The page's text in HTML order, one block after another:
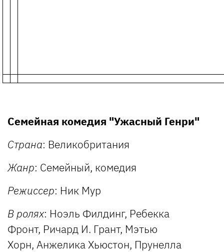
Семейная комедия "Ужасный Генри"
Страна: Великобритания
Жанр: Семейный, комедия
Режиссер: Ник Мур
В ролях: Ноэль Филдинг, Ребекка
Фронт, Ричард И. Грант, Мэтью
Хорн, Анжелика Хьюстон, Прунелла